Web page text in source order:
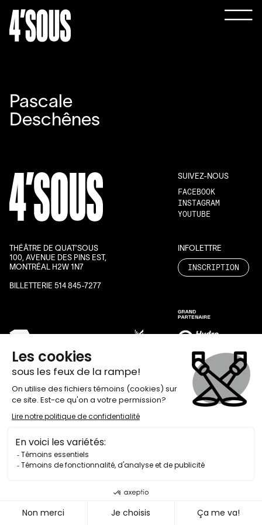
Pascale
Deschênes
SUIVEZ-NOUS
FACEBOOK
INSTAGRAM
YOUTUBE
THÉÂTRE DE QUAT’SOUS
100, AVENUE DES PINS EST,
MONTRÉAL H2W 1N7
BILLETTERIE 514 845-7277
INFOLETTRE
INSCRIPTION